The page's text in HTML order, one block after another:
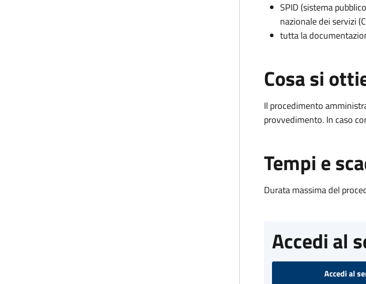
SPID (sistema
nazionale dei servizi
tutta la
Cosa si
Il procedimento
provvedimento. In caso
Tempi e
Durata massima del
Accedi al
Accedi al